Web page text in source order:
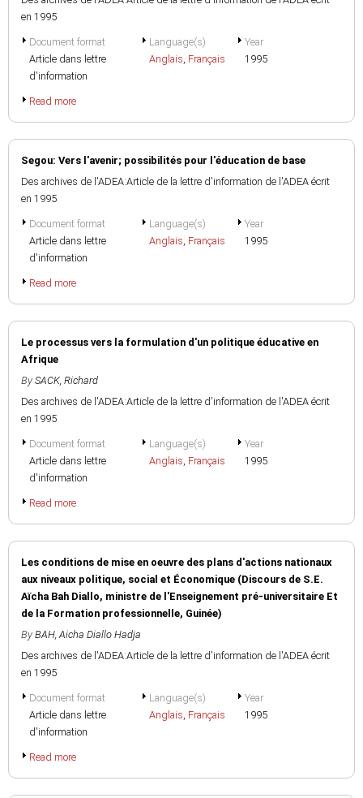
en 1995
Document format
Article dans lettre
d'information
Language(s)
Anglais, Français
Year
1995
Read more
Segou: Vers l'avenir; possibilités pour l'éducation de base
Des archives de l'ADEA:Article de la lettre d'information de l'ADEA écrit
en 1995
Document format
Article dans lettre
d'information
Language(s)
Anglais, Français
Year
1995
Read more
Le processus vers la formulation d'un politique éducative en
Afrique
By SACK, Richard
Des archives de l'ADEA:Article de la lettre d'information de l'ADEA écrit
en 1995
Document format
Article dans lettre
d'information
Language(s)
Anglais, Français
Year
1995
Read more
Les conditions de mise en oeuvre des plans d'actions nationaux
aux niveaux politique, social et Économique (Discours de S.E.
Aïcha Bah Diallo, ministre de l'Enseignement pré-universitaire Et
de la Formation professionnelle, Guinée)
By BAH, Aicha Diallo Hadja
Des archives de l'ADEA:Article de la lettre d'information de l'ADEA écrit
en 1995
Document format
Article dans lettre
d'information
Language(s)
Anglais, Français
Year
1995
Read more